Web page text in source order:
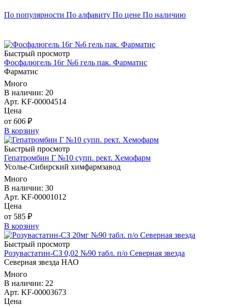
По популярности По алфавиту По цене По наличию
Быстрый просмотр
Фосфалюгель 16г №6 гель пак. Фарматис
Фарматис
Много
В наличии: 20
Арт. KF-00004514
Цена
от 606 ₽
В корзину
Быстрый просмотр
Гепатромбин Г №10 супп. рект. Хемофарм
Усолье-Сибирский химфармзавод
Много
В наличии: 30
Арт. KF-00001012
Цена
от 585 ₽
В корзину
Быстрый просмотр
Розувастатин-СЗ 0,02 №90 табл. п/о Северная звезда
Северная звезда НАО
Много
В наличии: 22
Арт. KF-00003673
Цена